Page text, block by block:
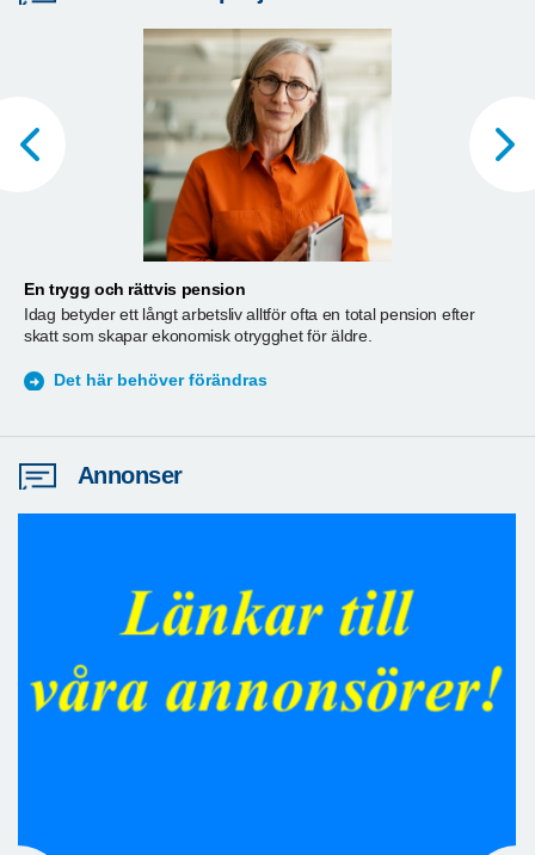
En trygg och rättvis pension
Idag betyder ett långt arbetsliv alltför ofta en total pension efter
skatt som skapar ekonomisk otrygghet för äldre.
Det här behöver förändras
Annonser